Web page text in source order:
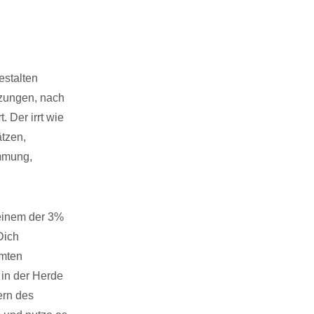
nach
Der irrt wie
der 3%
der Herde
des